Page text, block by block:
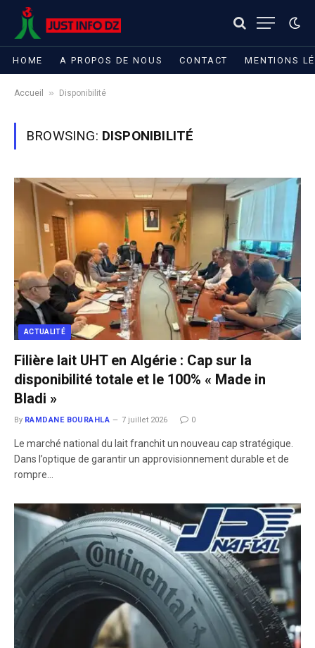
HOME A PROPOS DE NOUS CONTACT MENTIONS
Accueil » Disponibilité
BROWSING: DISPONIBILITÉ
ACTUALITÉ
Filière lait UHT en Algérie : Cap sur la
disponibilité totale et le 100% « Made in
Bladi »
By RAMDANE BOURAHLA 7 juillet 2026 0
​Le marché national du lait franchit un nouveau cap stratégique.
Dans l’optique de garantir un approvisionnement durable et de
rompre…